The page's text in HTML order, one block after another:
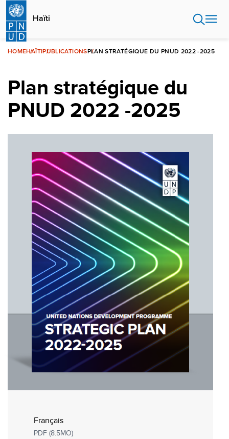
Aller
contenu
principal
Haïti
HOMEHAÏTIPUBLICATIONSPLAN STRATÉGIQUE DU PNUD 2022 -2025
Plan stratégique du
PNUD 2022 -2025
Français
PDF (8.5MO)